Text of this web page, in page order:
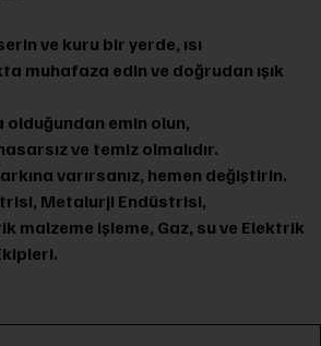
ve kuru bir yerde, ısı
muhafaza edin ve doğrudan ışık
olduğundan emin olun,
ve temiz olmalıdır.
varırsanız, hemen değiştirin.
Metalurji Endüstrisi,
malzeme işleme, Gaz, su ve Elektrik